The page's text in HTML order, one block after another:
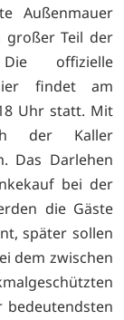
Außenmauer
großer Teil der
offizielle
findet am
Uhr statt. Mit
der Kaller
Das Darlehen
bei der
die Gäste
später sollen
dem zwischen
bedeutendsten